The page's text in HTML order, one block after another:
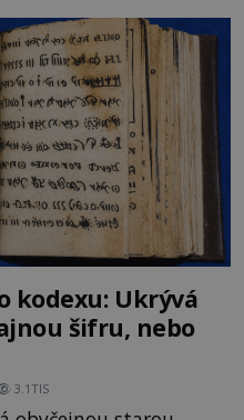
jde jen o fascinující
kodexu: Ukrývá
šifru, nebo
3.1TIS